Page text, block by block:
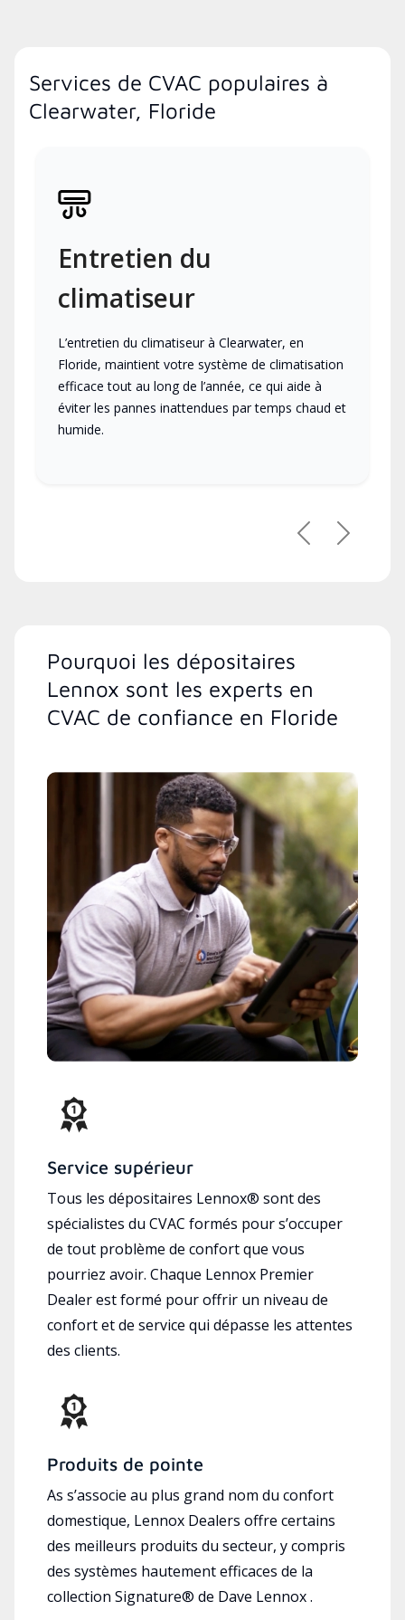
Services de CVAC populaires à
Clearwater, Floride
Entretien du
climatiseur
L’entretien du climatiseur à Clearwater, en
Floride, maintient votre système de climatisation
efficace tout au long de l’année, ce qui aide à
éviter les pannes inattendues par temps chaud et
humide.
PrécédentSuivant
Pourquoi les dépositaires
Lennox sont les experts en
CVAC de confiance en Floride
Service supérieur
Tous les dépositaires Lennox® sont des
spécialistes du CVAC formés pour s’occuper
de tout problème de confort que vous
pourriez avoir. Chaque Lennox Premier
Dealer est formé pour offrir un niveau de
confort et de service qui dépasse les attentes
des clients.
Produits de pointe
As s’associe au plus grand nom du confort
domestique, Lennox Dealers offre certains
des meilleurs produits du secteur, y compris
des systèmes hautement efficaces de la
collection Signature® de Dave Lennox .